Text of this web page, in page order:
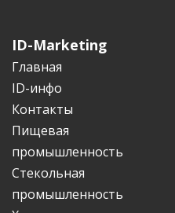
ID-Marketing
Главная
ID-инфо
Контакты
Пищевая
промышленность
Стекольная
промышленность